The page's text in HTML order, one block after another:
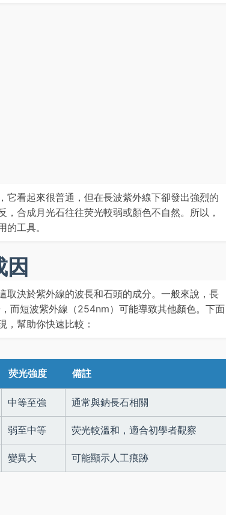
它看起來很普通，但在長波紫外線下卻發出強烈的
合成月光石往往荧光較弱或顏色不自然。所以，
工具。
取決於紫外線的波長和石頭的成分。一般來說，長
而短波紫外線（254nm）可能導致其他顏色。下面
，幫助你快速比較：
荧光強度 備註
中等至強 通常與鈉長石相關
弱至中等 荧光較溫和，適合初學者觀察
變異大 可能顯示人工痕跡